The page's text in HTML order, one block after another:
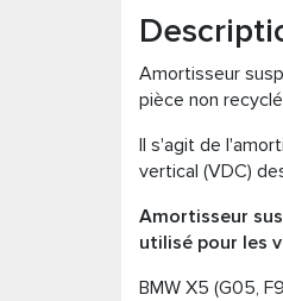
Amortisseur
pièce non
Il s'agit de
vertical (VDC)
Amortisseur
utilisé pour les
BMW X5 (G05,